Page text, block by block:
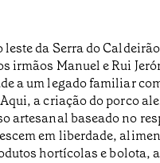
leste da Serra do
irmãos Manuel e Rui
a um legado familiar
a criação do porco
artesanal baseado no
em liberdade,
hortícolas e bolota,